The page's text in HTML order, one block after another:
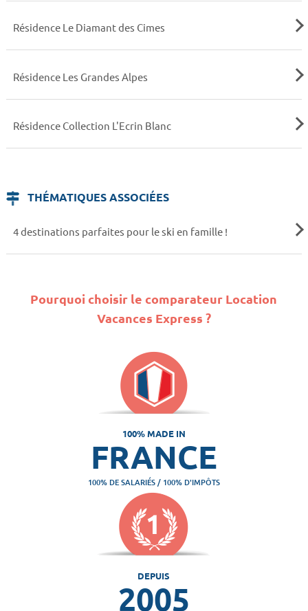
Résidence Le Diamant des Cimes
Résidence Les Grandes Alpes
Résidence Collection L'Ecrin Blanc
THÉMATIQUES ASSOCIÉES
4 destinations parfaites pour le ski en famille !
Pourquoi choisir le comparateur Location
Vacances Express ?
100% MADE IN
FRANCE
100% DE SALARIÉS / 100% D'IMPÔTS
DEPUIS
2005